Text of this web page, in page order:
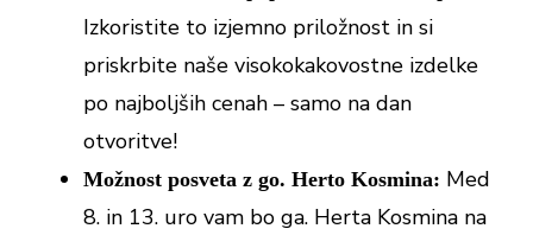
Izkoristite to izjemno priložnost in si
priskrbite naše visokokakovostne izdelke
po najboljših cenah – samo na dan
otvoritve!
Možnost posveta z go. Herto Kosmina: Med
8. in 13. uro vam bo ga. Herta Kosmina na